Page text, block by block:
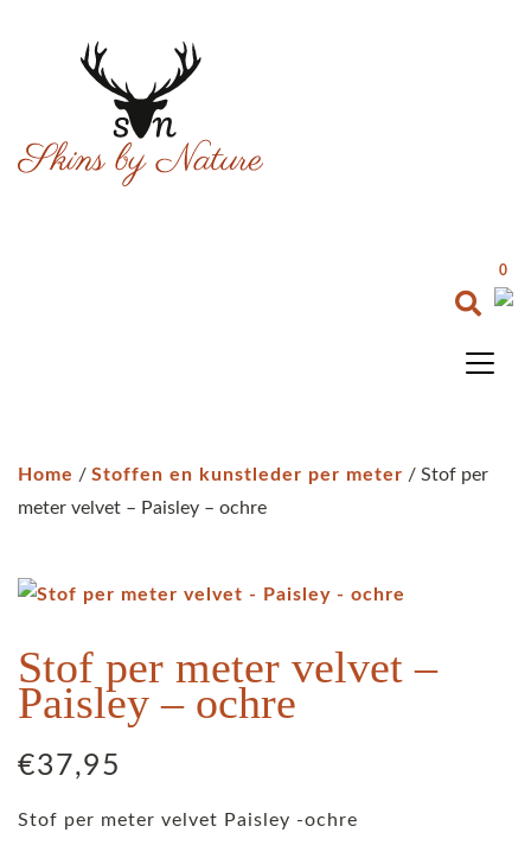
0
Home / Stoffen en kunstleder per meter / Stof per
meter velvet – Paisley – ochre
Stof per meter velvet –
Paisley – ochre
€37,95
Stof per meter velvet Paisley -ochre